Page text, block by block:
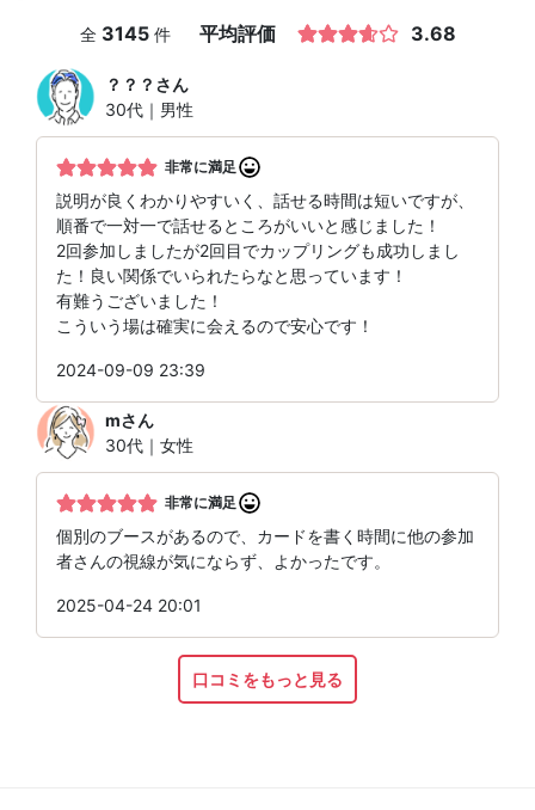
全 3145 件 平均評価 3.68
？？？ さん
30代｜男性
非常に満足
説明が良くわかりやすいく、話せる時間は短いですが、
順番で一対一で話せるところがいいと感じました！
2回参加しましたが2回目でカップリングも成功しまし
た！良い関係でいられたらなと思っています！
有難うございました！
こういう場は確実に会えるので安心です！
2024-09-09 23:39
mさん
30代｜女性
非常に満足
個別のブースがあるので、カードを書く時間に他の参加
者さんの視線が気にならず、よかったです。
2025-04-24 20:01
口コミをもっと見る